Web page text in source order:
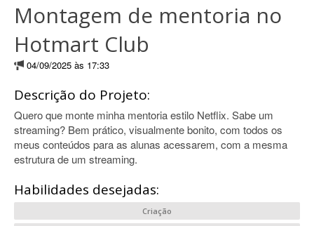
Montagem de mentoria no
Hotmart Club
04/09/2025 às 17:33
Descrição do Projeto:
Quero que monte minha mentoria estilo Netflix. Sabe um
streaming? Bem prático, visualmente bonito, com todos os
meus conteúdos para as alunas acessarem, com a mesma
estrutura de um streaming.
Habilidades desejadas:
Criação